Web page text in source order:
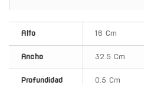
Alto 16 Cm
Ancho 32.5 Cm
Profundidad 0.5 Cm